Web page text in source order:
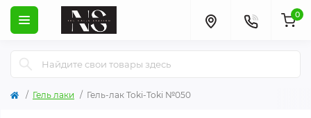
0
Гель лаки Гель-лак Toki-Toki №050